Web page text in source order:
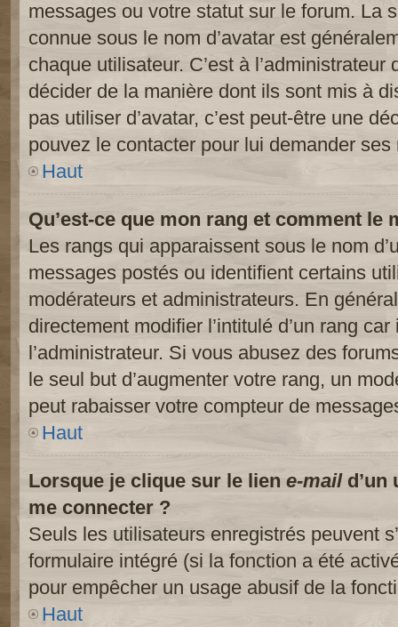
messages ou votre statut sur le forum. La
connue sous le nom d’avatar est
chaque utilisateur. C’est à l’administrateur
décider de la manière dont ils sont mis à
pas utiliser d’avatar, c’est peut-être une
pouvez le contacter pour lui demander ses
Haut
Qu’est-ce que mon rang et comment le
Les rangs qui apparaissent sous le nom
messages postés ou identifient certains
modérateurs et administrateurs. En
directement modifier l’intitulé d’un rang
l’administrateur. Si vous abusez des
le seul but d’augmenter votre rang, un
peut rabaisser votre compteur de
Haut
Lorsque je clique sur le lien e-maild’un
me connecter ?
Seuls les utilisateurs enregistrés peuvent
formulaire intégré (si la fonction a été
pour empêcher un usage abusif de la
Haut